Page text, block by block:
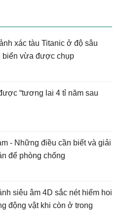
xác tàu Titanic ở độ sâu
biển vừa được chụp
“tương lai 4 tỉ năm sau
- Những điều cần biết và giải
để phòng chống
siêu âm 4D sắc nét hiếm hoi
động vật khi còn ở trong